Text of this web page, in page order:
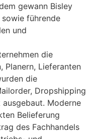
gewann Bisley
führende
und
die
Planern, Lieferanten
die
Dropshipping
Moderne
Belieferung
des Fachhandels